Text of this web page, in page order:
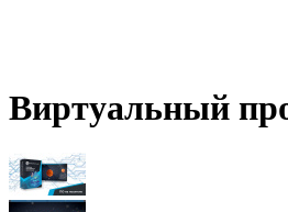
Виртуальный